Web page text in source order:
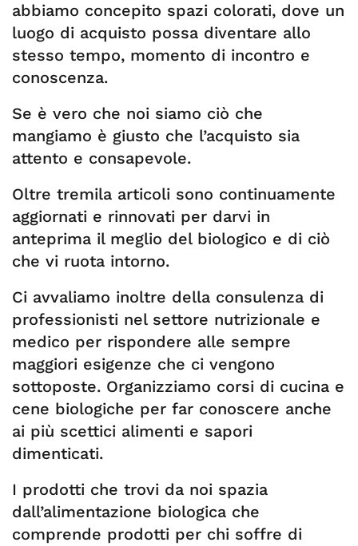
abbiamo concepito spazi colorati, dove un
luogo di acquisto possa diventare allo
stesso tempo, momento di incontro e
conoscenza.
Se è vero che noi siamo ciò che
mangiamo è giusto che l’acquisto sia
attento e consapevole.
Oltre tremila articoli sono continuamente
aggiornati e rinnovati per darvi in
anteprima il meglio del biologico e di ciò
che vi ruota intorno.
Ci avvaliamo inoltre della consulenza di
professionisti nel settore nutrizionale e
medico per rispondere alle sempre
maggiori esigenze che ci vengono
sottoposte. Organizziamo corsi di cucina e
cene biologiche per far conoscere anche
ai più scettici alimenti e sapori
dimenticati.
I prodotti che trovi da noi spazia
dall’alimentazione biologica che
comprende prodotti per chi soffre di